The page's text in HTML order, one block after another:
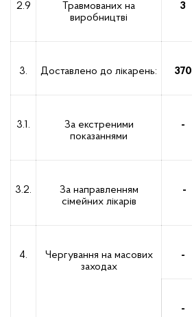
2.9
Травмованих на
виробництві
3
3. Доставлено до лікарень: 370
3.1.
За екстреними
показаннями
-
3.2.
За направленням
сімейних лікарів
-
4.
Чергування на масових
заходах
-
-